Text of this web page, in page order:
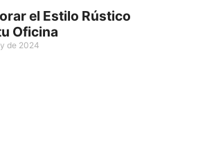
el Estilo Rústico
Oficina
de 2024